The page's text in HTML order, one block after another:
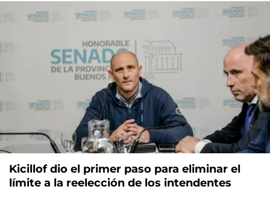
Kicillof dio el primer paso para eliminar el
límite a la reelección de los intendentes